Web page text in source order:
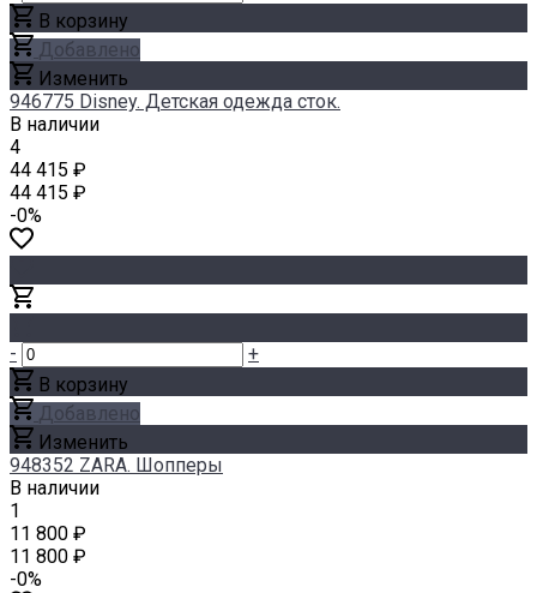
В корзину
Добавлено
Изменить
946775 Disney. Детская одежда сток.
В наличии
4
44 415 ₽
44 415 ₽
-0%
-
+
В корзину
Добавлено
Изменить
948352 ZARA. Шопперы
В наличии
1
11 800 ₽
11 800 ₽
-0%